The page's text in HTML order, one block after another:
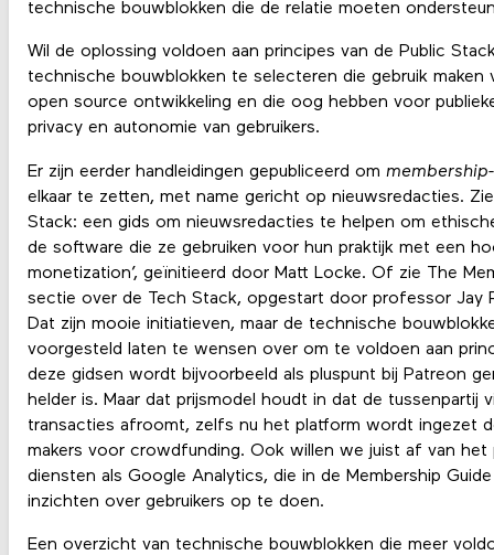
technische bouwblokken die de relatie moeten
Wil de oplossing voldoen aan principes van de Public
technische bouwblokken te selecteren die gebruik maken
open source ontwikkeling en die oog hebben voor
privacy en autonomie van gebruikers.
Er zijn eerder handleidingen gepubliceerd om membership-
elkaar te zetten, met name gericht op nieuwsredacties.
Stack: een gids om nieuwsredacties te helpen om
de software die ze gebruiken voor hun praktijk met een
monetization’, geïnitieerd door Matt Locke. Of zie The
sectie over de Tech Stack, opgestart door professor Jay
Dat zijn mooie initiatieven, maar de technische
voorgesteld laten te wensen over om te voldoen aan
deze gidsen wordt bijvoorbeeld als pluspunt bij Patreon
helder is. Maar dat prijsmodel houdt in dat de
transacties afroomt, zelfs nu het platform wordt ingezet
makers voor crowdfunding. Ook willen we juist af van
diensten als Google Analytics, die in de Membership
inzichten over gebruikers op te doen.
Een overzicht van technische bouwblokken die meer